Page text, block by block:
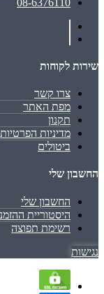
שירות לקוחות
צרו קשר
מפת האתר
תקנון
מדיניות הפרטיות
ביטולים
החשבון שלי
החשבון שלי
היסטוריית
רשימת תפוצה
נגישות